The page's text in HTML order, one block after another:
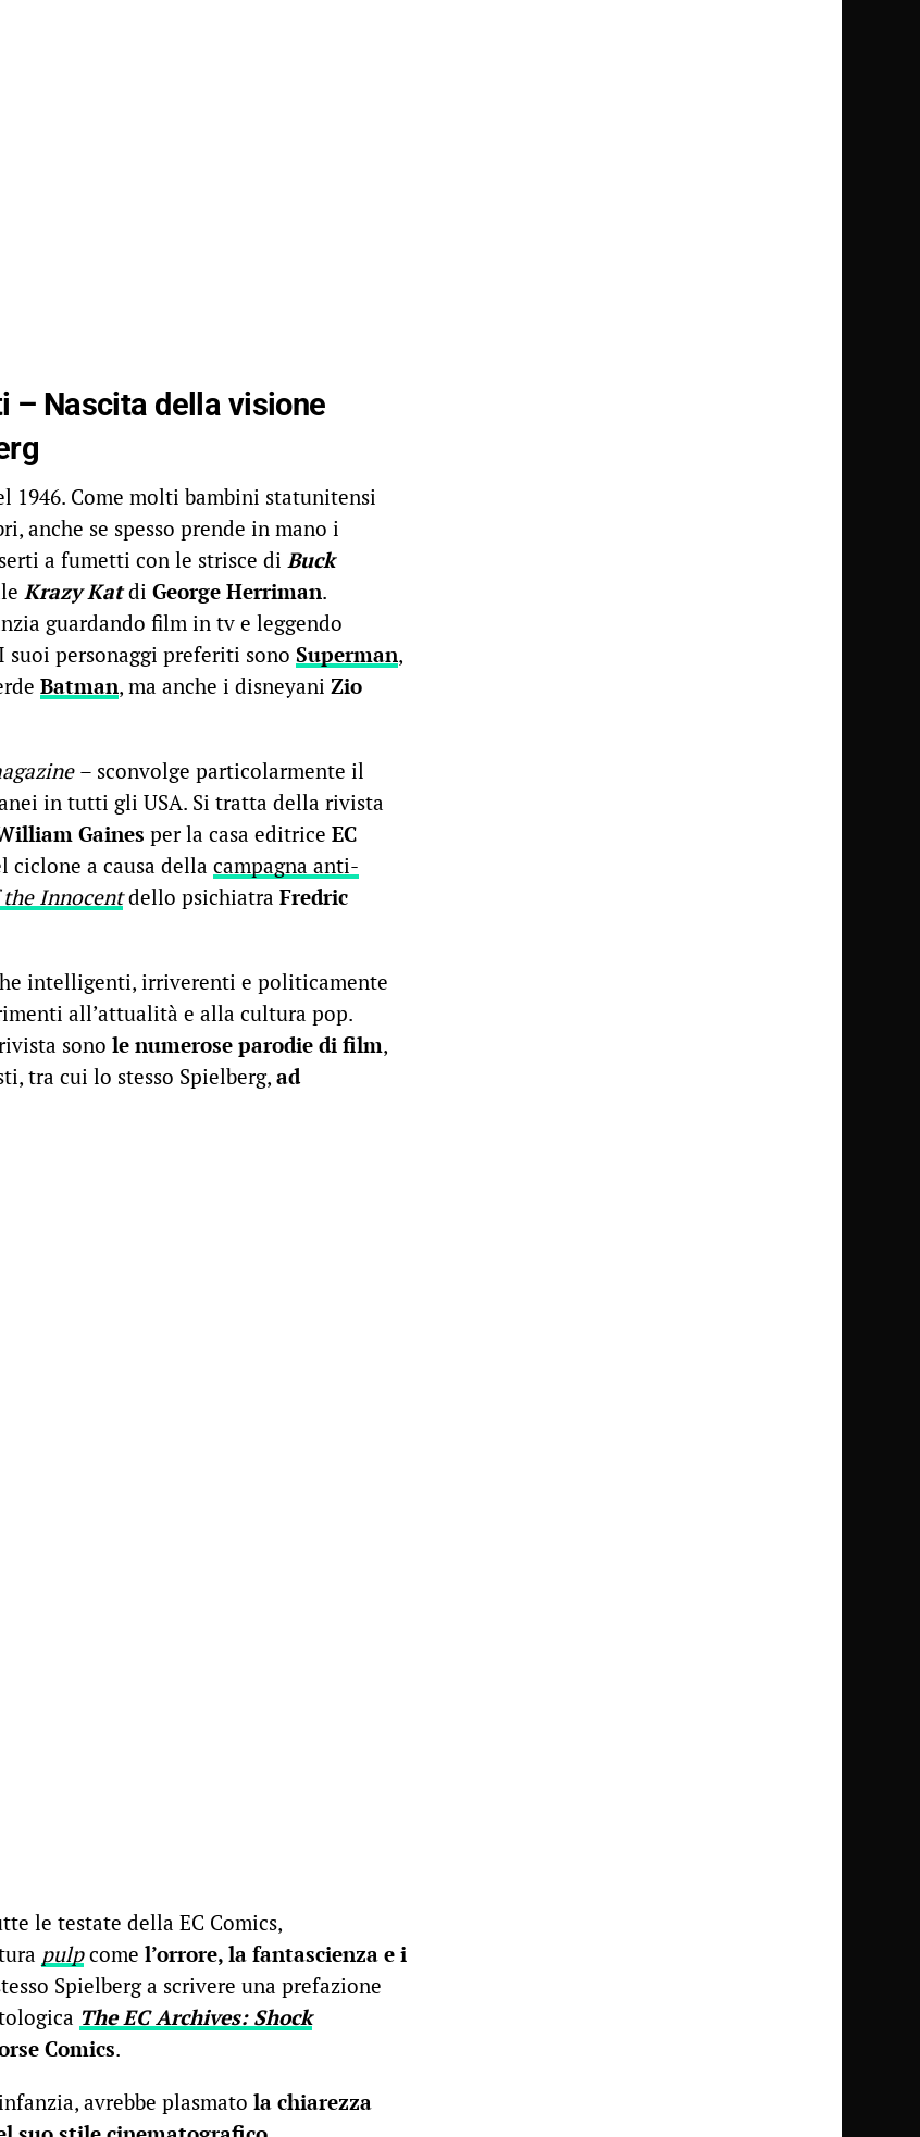
– Nascita della visione
1946. Come molti bambini statunitensi
anche se spesso prende in mano i
a fumetti con le strisce di Buck
Krazy Katdi George Herriman.
guardando film in tv e leggendo
suoi personaggi preferiti sono Superman,
Batman, ma anche i disneyani Zio
– sconvolge particolarmente il
in tutti gli USA. Si tratta della rivista
Gaines per la casa editrice EC
ciclone a causa della campagna anti-
Innocentdello psichiatra Fredric
intelligenti, irriverenti e politicamente
all’attualità e alla cultura pop.
sono le numerose parodie di film,
tra cui lo stesso Spielberg, ad
le testate della EC Comics,
pulp come l’orrore, la fantascienza e i
Spielberg a scrivere una prefazione
The EC Archives: Shock
Comics.
avrebbe plasmato la chiarezza